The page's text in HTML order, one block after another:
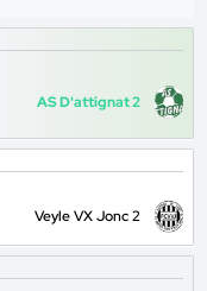
AS D'attignat 2
Veyle VX Jonc 2